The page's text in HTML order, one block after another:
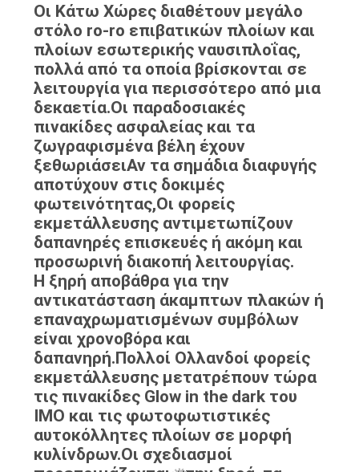
ΖΗΤΉΣΤΕ
ΜΙΑ
ΠΡΟΣΦΟΡΆ
SITEMAP
PRIVACY
POLICY
Οι Κάτω Χώρες διαθέτουν μεγάλο
στόλο ro-ro επιβατικών πλοίων και
πλοίων εσωτερικής ναυσιπλοΐας,
πολλά από τα οποία βρίσκονται σε
λειτουργία για περισσότερο από μια
δεκαετία.Οι παραδοσιακές
πινακίδες ασφαλείας και τα
ζωγραφισμένα βέλη έχουν
ξεθωριάσειΑν τα σημάδια διαφυγής
αποτύχουν στις δοκιμές
φωτεινότητας,Οι φορείς
εκμετάλλευσης αντιμετωπίζουν
δαπανηρές επισκευές ή ακόμη και
προσωρινή διακοπή λειτουργίας.
Η ξηρή αποβάθρα για την
αντικατάσταση άκαμπτων πλακών ή
επαναχρωματισμένων συμβόλων
είναι χρονοβόρα και
δαπανηρή.Πολλοί Ολλανδοί φορείς
εκμετάλλευσης μετατρέπουν τώρα
τις πινακίδες Glow in the dark του
ΙΜΟ και τις φωτοφωτιστικές
αυτοκόλλητες πλοίων σε μορφή
κυλίνδρων.Οι σχεδιασμοί